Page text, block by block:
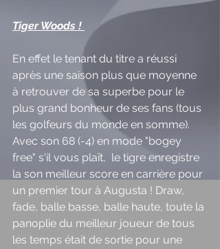
Tiger Woods !
En effet le tenant du titre a réussi
après une saison plus que moyenne
à retrouver de sa superbe pour le
plus grand bonheur de ses fans (tous
les golfeurs du monde en somme).
Avec son 68 (-4) en mode "bogey
free" s'il vous plaît,  le tigre enregistre
la son meilleur score en carrière pour
un premier tour à Augusta ! Draw,
fade, balle basse, balle haute, toute la
panoplie du meilleur joueur de tous
les temps était de sortie pour une